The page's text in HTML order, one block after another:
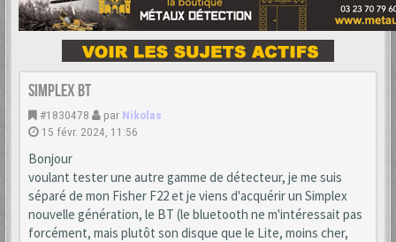
Simplex BT
#1830478 par Nikolas
15 févr. 2024, 11:56
Bonjour
voulant tester une autre gamme de détecteur, je me suis
séparé de mon Fisher F22 et je viens d'acquérir un Simplex
nouvelle génération, le BT (le bluetooth ne m'intéressait pas
forcément, mais plutôt son disque que le Lite, moins cher,